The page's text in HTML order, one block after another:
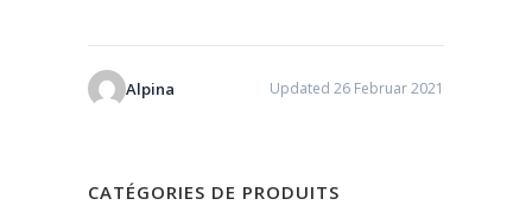
Alpina Updated 26 Februar 2021
CATÉGORIES DE PRODUITS